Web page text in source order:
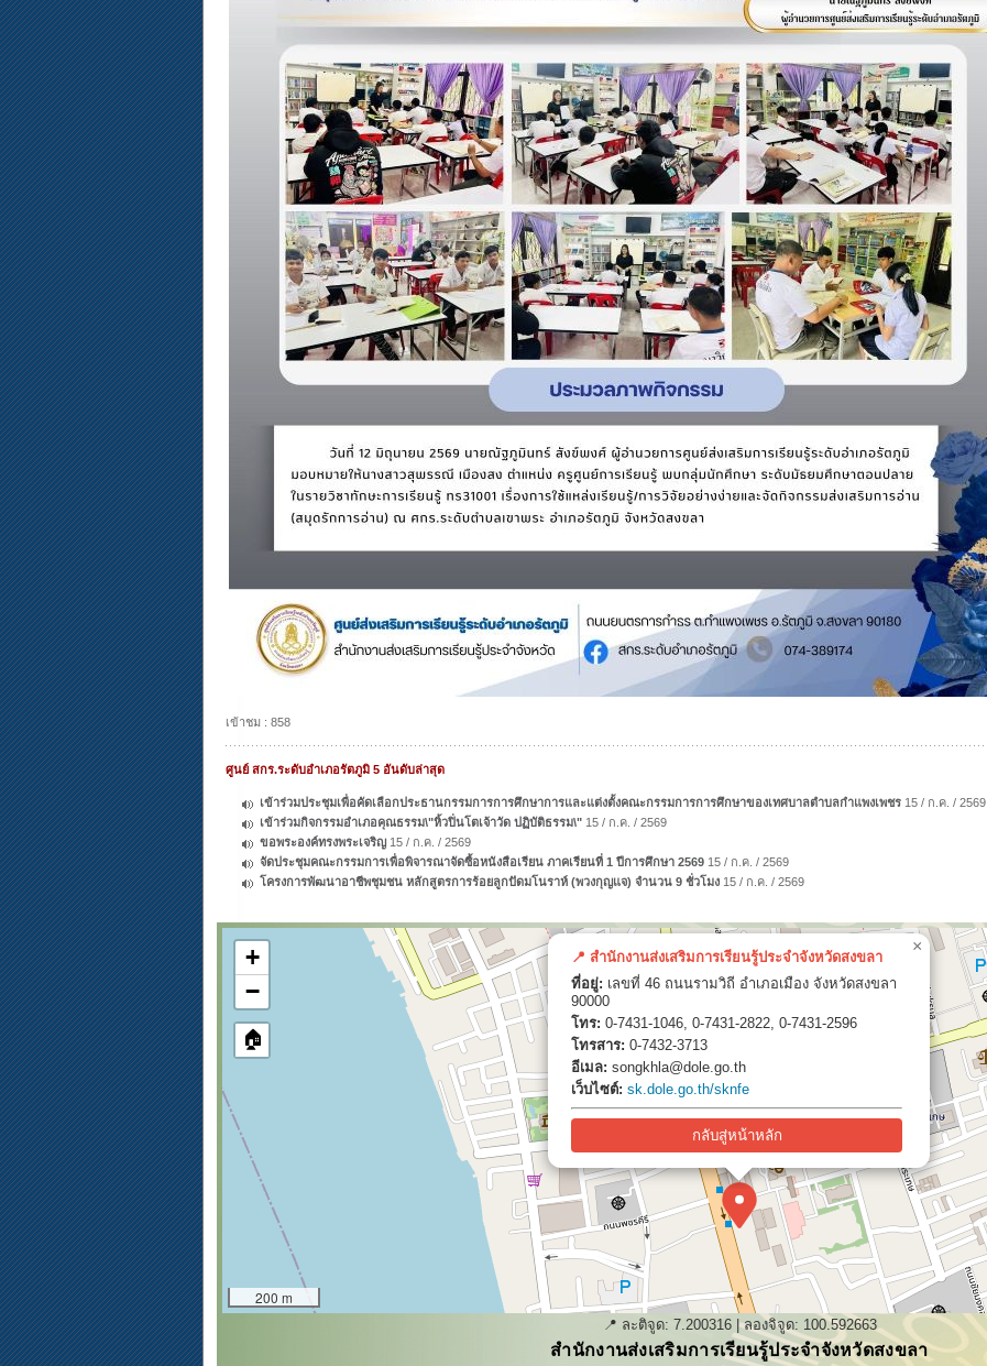
เข้าชม : 858
ศูนย์ สกร.ระดับอำเภอรัตภูมิ 5 อันดับล่าสุด
เข้าร่วมประชุมเพื่อคัดเลือกประธานกรรมการการศึกษาการและแต่งตั้งคณะกรรมการการศึกษาของเทศบาลตำบลกำแพงเพชร 15 / ก.ค. / 2569
เข้าร่วมกิจกรรมอำเภอคุณธรรม\"หิ้วปิ่นโตเจ้าวัด ปฏิบัติธรรม\" 15 / ก.ค. / 2569
ขอพระองค์ทรงพระเจริญ 15 / ก.ค. / 2569
จัดประชุมคณะกรรมการเพื่อพิจารณาจัดซื้อหนังสือเรียน ภาคเรียนที่ 1 ปีการศึกษา 2569 15 / ก.ค. / 2569
โครงการพัฒนาอาชีพชุมชน หลักสูตรการร้อยลูกปัดมโนราห์ (พวงกุญแจ) จำนวน 9 ชั่วโมง 15 / ก.ค. / 2569
📍 สำนักงานส่งเสริมการเรียนรู้ประจำจังหวัดสงขลา
ที่อยู่: เลขที่ 46 ถนนรามวิถี อำเภอเมือง จังหวัดสงขลา
90000
โทร: 0-7431-1046, 0-7431-2822, 0-7431-2596
โทรสาร: 0-7432-3713
อีเมล: songkhla@dole.go.th
เว็บไซต์: sk.dole.go.th/sknfe
กลับสู่หน้าหลัก
×
+
−
🏠
200 m
📍 ละติจูด: 7.200316| ลองจิจูด: 100.592663
สำนักงานส่งเสริมการเรียนรู้ประจำจังหวัดสงขลา